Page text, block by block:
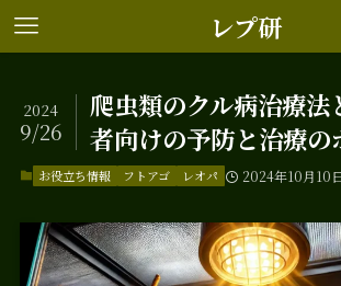
レプ研
爬虫類のクル病治療法
者向けの予防と治療の
2024
9/26
お役立ち情報 フトアゴ レオパ 2024年10月10